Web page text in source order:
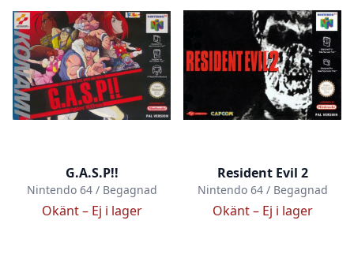
G.A.S.P!!
Nintendo 64 / Begagnad
Okänt – Ej i lager
Resident Evil 2
Nintendo 64 / Begagnad
Okänt – Ej i lager